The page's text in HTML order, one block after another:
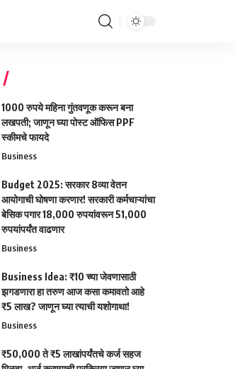
1000 रुपये महिना गुंतवणूक करून बना
लखपती; जाणून घ्या पोस्ट ऑफिस PPF
स्कीमचे फायदे
Business
Budget 2025: सरकार 8व्या वेतन
आयोगाची घोषणा करणार! सरकारी कर्मचाऱ्यांचा
बेसिक पगार 18,000 रुपयांवरून 51,000
रुपयांपर्यंत वाढणार
Business
Business Idea: ₹10 च्या जेवणासाठी
झगडणारा हा तरुण आज कसा कमावतो आहे
₹5 लाख? जाणून घ्या त्याची यशोगाथा!
Business
₹50,000 ते ₹5 लाखांपर्यंतचे कर्ज सहज